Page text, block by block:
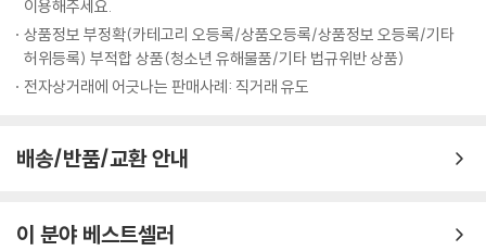
이용해주세요.
상품정보 부정확(카테고리 오등록/상품오등록/상품정보 오등록/기타
허위등록) 부적합 상품(청소년 유해물품/기타 법규위반 상품)
전자상거래에 어긋나는 판매사례: 직거래 유도
배송/반품/교환 안내
이 분야 베스트셀러